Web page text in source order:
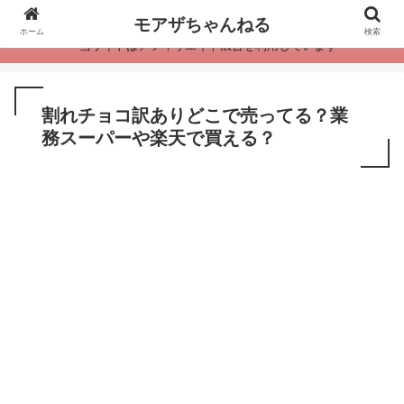
・当サイトはアフィリエイト広告を利用しています
割れチョコ訳ありどこで売ってる？業
務スーパーや楽天で買える？
ホーム モアザちゃんねる 検索